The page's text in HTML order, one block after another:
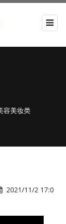
容美妆类
2021/11/2 17:0